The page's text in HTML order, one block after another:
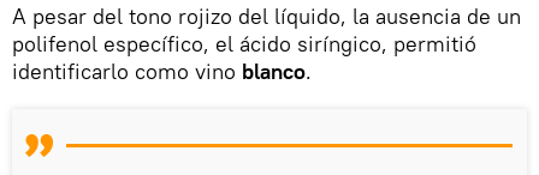
A pesar del tono rojizo del líquido, la ausencia de un
polifenol específico, el ácido siríngico, permitió
identificarlo como vino blanco.